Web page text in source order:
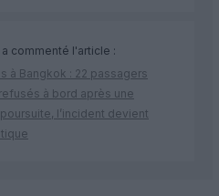
a commenté l'article :
à Bangkok : 22 passagers
à bord après une
l’incident devient